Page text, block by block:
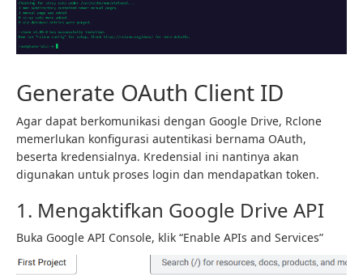
Generate OAuth Client ID
Agar dapat berkomunikasi dengan Google Drive, Rclone
memerlukan konfigurasi autentikasi bernama OAuth,
beserta kredensialnya. Kredensial ini nantinya akan
digunakan untuk proses login dan mendapatkan token.
1. Mengaktifkan Google Drive API
Buka Google API Console, klik “Enable APIs and Services”